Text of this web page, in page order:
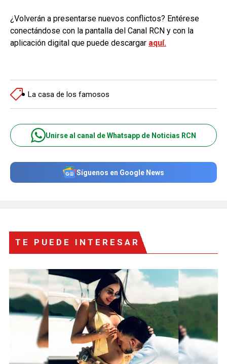
¿Volverán a presentarse nuevos conflictos? Entérese
conectándose con la pantalla del Canal RCN y con la
aplicación digital que puede descargar aquí.
La casa de los famosos
Unirse al canal de Whatsapp de Noticias RCN
Síguenos en Google News
TE PUEDE INTERESAR